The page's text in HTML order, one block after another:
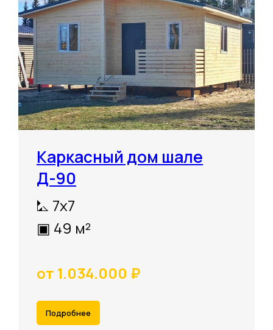
Каркасный дом шале
Д-90
⛡ 7х7
▣ 49 м²
от 1.034.000 ₽
Подробнее